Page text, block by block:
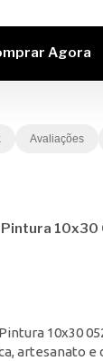
Avaliações
10x30
artesanato e